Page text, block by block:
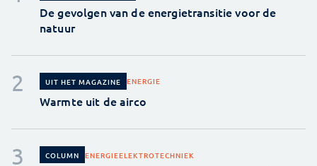
De gevolgen van de energietransitie voor de
natuur
UIT HET MAGAZINE ENERGIE
Warmte uit de airco
COLUMN ENERGIEELEKTROTECHNIEK